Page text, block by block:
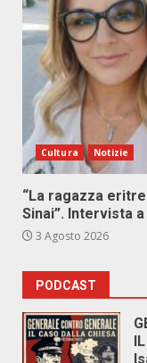
Cultura Notizie
“La ragazza
Sinai”. Intervista
3 Agosto 2026
PODCAST